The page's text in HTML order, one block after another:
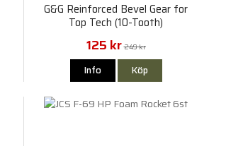
G&G Reinforced Bevel Gear for
Top Tech (10-Tooth)
125 kr 249 kr
Info Köp